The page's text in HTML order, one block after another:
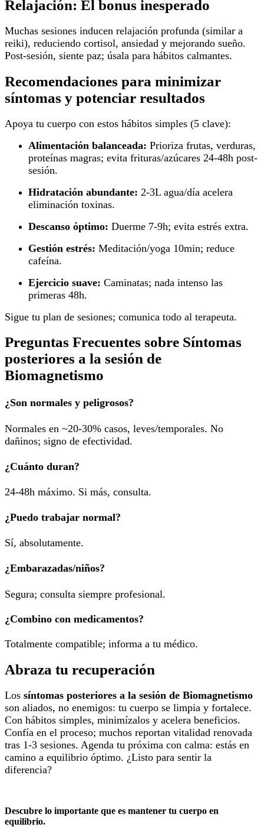
Relajación: El bonus inesperado
Muchas sesiones inducen relajación profunda (similar a
reiki), reduciendo cortisol, ansiedad y mejorando sueño.
Post-sesión, siente paz; úsala para hábitos calmantes.
Recomendaciones para minimizar
síntomas y potenciar resultados
Apoya tu cuerpo con estos hábitos simples (5 clave):
Alimentación balanceada: Prioriza frutas, verduras,
proteínas magras; evita frituras/azúcares 24-48h post-
sesión.
Hidratación abundante: 2-3L agua/día acelera
eliminación toxinas.
Descanso óptimo: Duerme 7-9h; evita estrés extra.
Gestión estrés: Meditación/yoga 10min; reduce
cafeína.
Ejercicio suave: Caminatas; nada intenso las
primeras 48h.
Sigue tu plan de sesiones; comunica todo al terapeuta.
Preguntas Frecuentes sobre Síntomas
posteriores a la sesión de
Biomagnetismo
¿Son normales y peligrosos?
Normales en ~20-30% casos, leves/temporales. No
dañinos; signo de efectividad.
¿Cuánto duran?
24-48h máximo. Si más, consulta.
¿Puedo trabajar normal?
Sí, absolutamente.
¿Embarazadas/niños?
Segura; consulta siempre profesional.
¿Combino con medicamentos?
Totalmente compatible; informa a tu médico.
Abraza tu recuperación
Los síntomas posteriores a la sesión de Biomagnetismo
son aliados, no enemigos: tu cuerpo se limpia y fortalece.
Con hábitos simples, minimízalos y acelera beneficios.
Confía en el proceso; muchos reportan vitalidad renovada
tras 1-3 sesiones. Agenda tu próxima con calma: estás en
camino a equilibrio óptimo. ¿Listo para sentir la
diferencia?
Descubre lo importante que es mantener tu cuerpo en
equilibrio.